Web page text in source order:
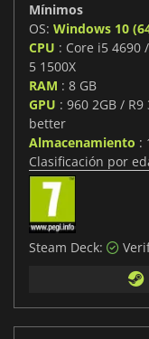
Mínimos
OS: Windows 10
CPU : Core i5 4690
5 1500X
RAM : 8 GB
GPU : 960 2GB / R9
better
Almacenamiento :
Clasificación por
Steam Deck: